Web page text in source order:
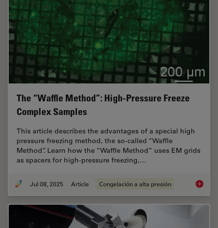
The “Waffle Method”: High-Pressure Freeze
Complex Samples
This article describes the advantages of a special high
pressure freezing method, the so-called “Waffle
Method”. Learn how the “Waffle Method” uses EM grids
as spacers for high-pressure freezing,…
Jul 08, 2025 Article Congelación a alta presión The